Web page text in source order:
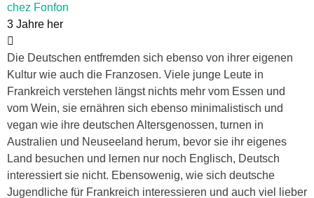
chez Fonfon
3 Jahre her
Die Deutschen entfremden sich ebenso von ihrer eigenen
Kultur wie auch die Franzosen. Viele junge Leute in
Frankreich verstehen längst nichts mehr vom Essen und
vom Wein, sie ernähren sich ebenso minimalistisch und
vegan wie ihre deutschen Altersgenossen, turnen in
Australien und Neuseeland herum, bevor sie ihr eigenes
Land besuchen und lernen nur noch Englisch, Deutsch
interessiert sie nicht. Ebensowenig, wie sich deutsche
Jugendliche für Frankreich interessieren und auch viel lieber